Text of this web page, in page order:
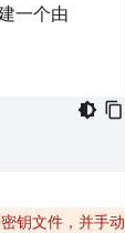
一个由
钥文件，并手动